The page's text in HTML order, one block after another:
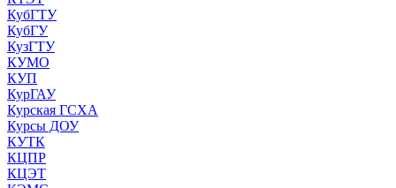
КубГТУ
КубГУ
КузГТУ
КУМО
КУП
КурГАУ
Курская ГСХА
Курсы ДОУ
КУТК
КЦПР
КЦЭТ